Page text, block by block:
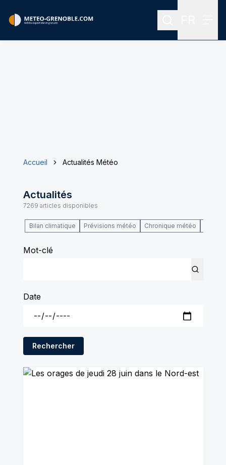
Rechercher
Accueil Actualités Météo
Actualités
7269 articles disponibles
Bilan climatique Prévisions météo Chronique météo
Mot-clé
Date
Rechercher